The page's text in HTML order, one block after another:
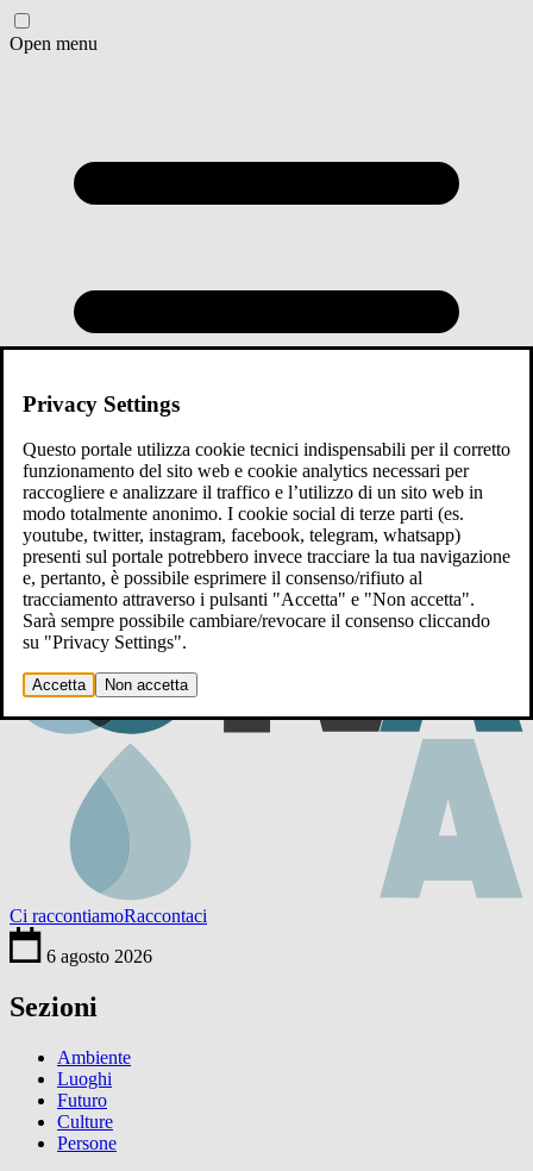
Open menu
Ci raccontiamoRaccontaci
6 agosto 2026
Sezioni
Ambiente
Luoghi
Futuro
Culture
Persone
Privacy Settings
Questo portale utilizza cookie tecnici indispensabili per il corretto
funzionamento del sito web e cookie analytics necessari per
raccogliere e analizzare il traffico e l’utilizzo di un sito web in
modo totalmente anonimo. I cookie social di terze parti (es.
youtube, twitter, instagram, facebook, telegram, whatsapp)
presenti sul portale potrebbero invece tracciare la tua navigazione
e, pertanto, è possibile esprimere il consenso/rifiuto al
tracciamento attraverso i pulsanti "Accetta" e "Non accetta".
Sarà sempre possibile cambiare/revocare il consenso cliccando
su "Privacy Settings".
Accetta Non accetta